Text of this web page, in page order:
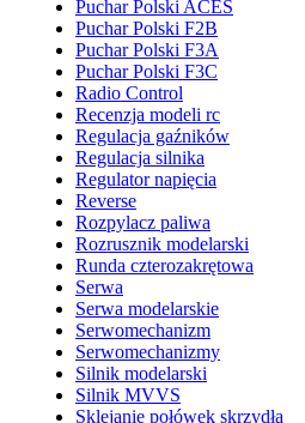
Puchar Polski ACES
Puchar Polski F2B
Puchar Polski F3A
Puchar Polski F3C
Radio Control
Recenzja modeli rc
Regulacja gaźników
Regulacja silnika
Regulator napięcia
Reverse
Rozpylacz paliwa
Rozrusznik modelarski
Runda czterozakrętowa
Serwa
Serwa modelarskie
Serwomechanizm
Serwomechanizmy
Silnik modelarski
Silnik MVVS
Sklejanie połówek skrzydła